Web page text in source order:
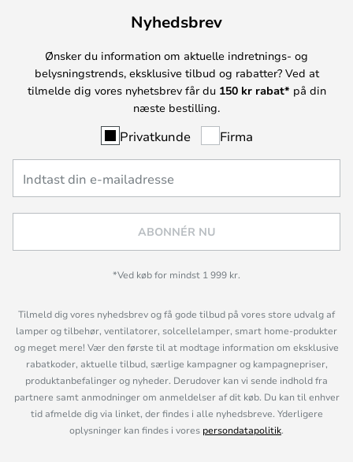
Nyhedsbrev
Ønsker du information om aktuelle indretnings- og
belysningstrends, eksklusive tilbud og rabatter? Ved at
tilmelde dig vores nyhetsbrev får du 150 kr rabat* på din
næste bestilling.
Privatkunde Firma
ABONNÉR NU
*Ved køb for mindst 1 999 kr.
Tilmeld dig vores nyhedsbrev og få gode tilbud på vores store udvalg af
lamper og tilbehør, ventilatorer, solcellelamper, smart home-produkter
og meget mere! Vær den første til at modtage information om eksklusive
rabatkoder, aktuelle tilbud, særlige kampagner og kampagnepriser,
produktanbefalinger og nyheder. Derudover kan vi sende indhold fra
partnere samt anmodninger om anmeldelser af dit køb. Du kan til enhver
tid afmelde dig via linket, der findes i alle nyhedsbreve. Yderligere
oplysninger kan findes i vores persondatapolitik.